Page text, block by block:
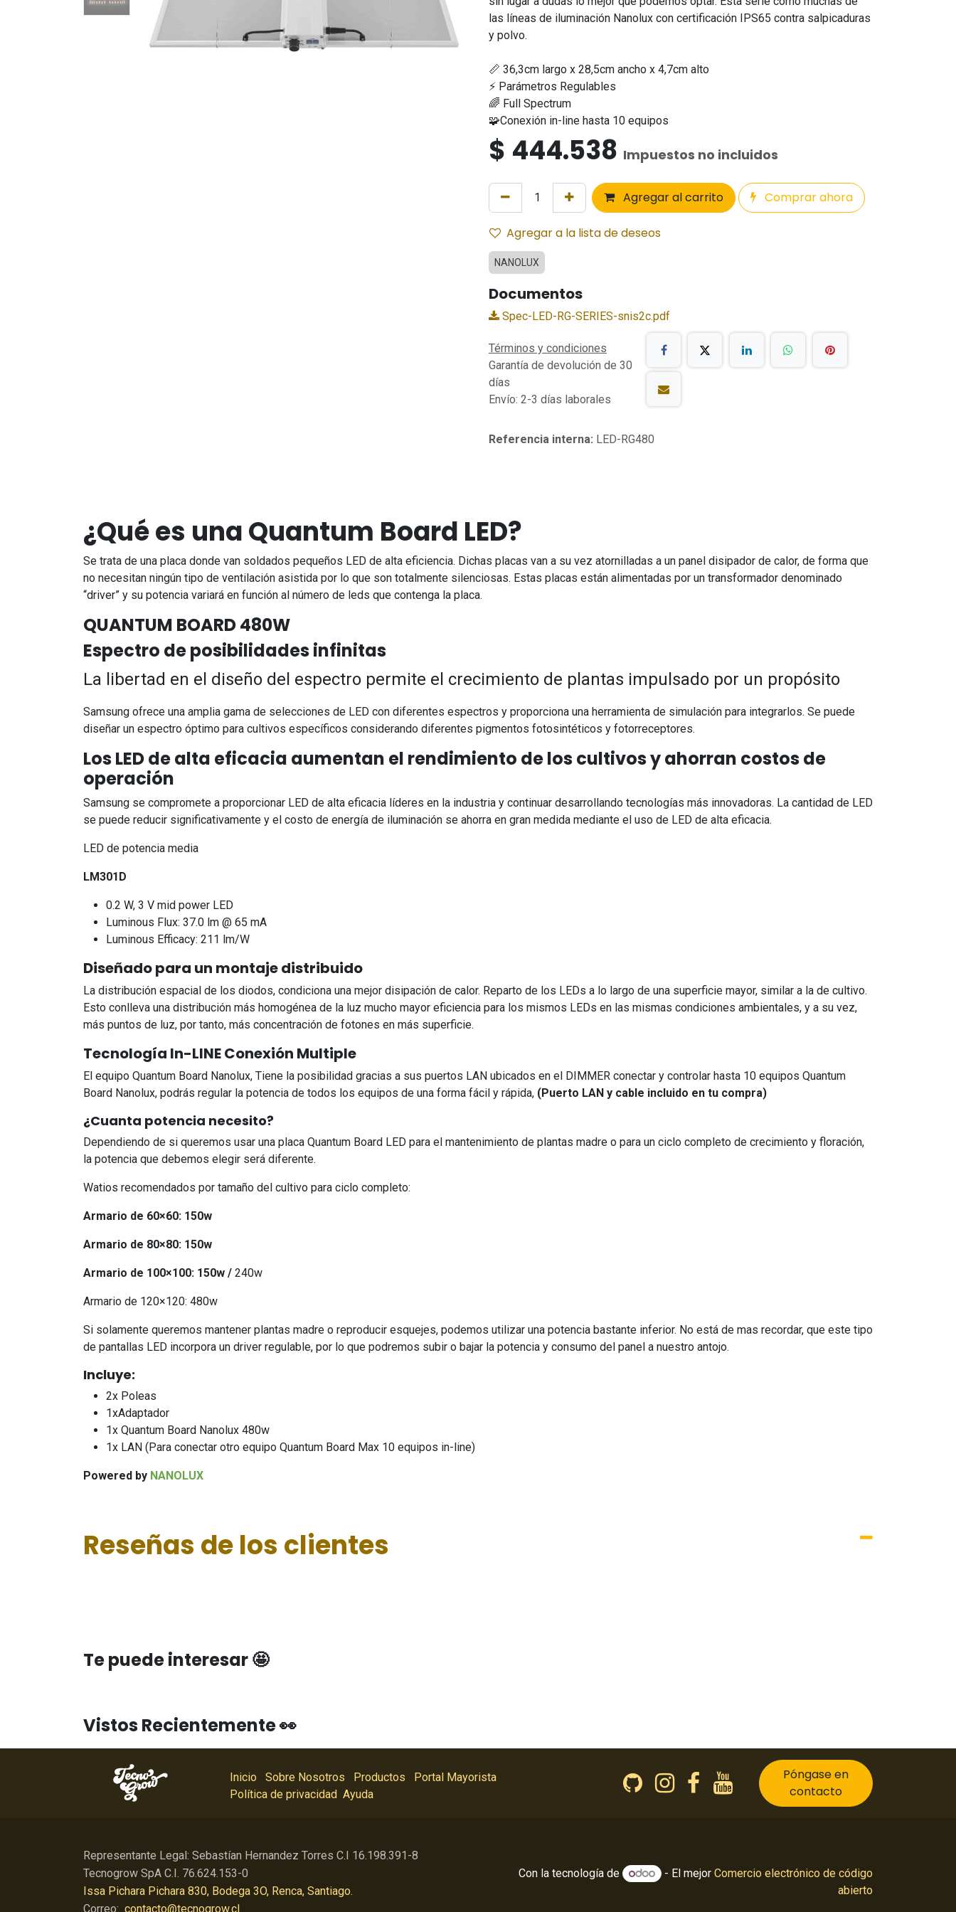
las líneas de iluminación Nanolux con certificación IPS65 contra salpicaduras
y polvo.
📏 36,3cm largo x 28,5cm ancho x 4,7cm alto
⚡ Parámetros Regulables
🌈 Full Spectrum
🧩Conexión in-line hasta 10 equipos
$ 444.538 Impuestos no incluidos
Agregar al carrito Comprar ahora
Agregar a la lista de deseos
NANOLUX
Documentos
Spec-LED-RG-SERIES-snis2c.pdf
Términos y condiciones
Garantía de devolución de 30
días
Envío: 2-3 días laborales
Referencia interna: LED-RG480
¿Qué es una Quantum Board LED?
Se trata de una placa donde van soldados pequeños LED de alta eficiencia. Dichas placas van a su vez atornilladas a un panel disipador de calor, de forma que
no necesitan ningún tipo de ventilación asistida por lo que son totalmente silenciosas. Estas placas están alimentadas por un transformador denominado
“driver” y su potencia variará en función al número de leds que contenga la placa.
QUANTUM BOARD 480W
Espectro de posibilidades infinitas
La libertad en el diseño del espectro permite el crecimiento de plantas impulsado por un propósito
Samsung ofrece una amplia gama de selecciones de LED con diferentes espectros y proporciona una herramienta de simulación para integrarlos. Se puede
diseñar un espectro óptimo para cultivos específicos considerando diferentes pigmentos fotosintéticos y fotorreceptores.
Los LED de alta eficacia aumentan el rendimiento de los cultivos y ahorran costos de
operación
Samsung se compromete a proporcionar LED de alta eficacia líderes en la industria y continuar desarrollando tecnologías más innovadoras. La cantidad de LED
se puede reducir significativamente y el costo de energía de iluminación se ahorra en gran medida mediante el uso de LED de alta eficacia.
LED de potencia media
LM301D
0.2 W, 3 V mid power LED
Luminous Flux: 37.0 lm @ 65 mA
Luminous Efficacy: 211 lm/W
Diseñado para un montaje distribuido
La distribución espacial de los diodos, condiciona una mejor disipación de calor. Reparto de los LEDs a lo largo de una superficie mayor, similar a la de cultivo.
Esto conlleva una distribución más homogénea de la luz mucho mayor eficiencia para los mismos LEDs en las mismas condiciones ambientales, y a su vez,
más puntos de luz, por tanto, más concentración de fotones en más superficie.
Tecnología In-LINE Conexión Multiple
El equipo Quantum Board Nanolux, Tiene la posibilidad gracias a sus puertos LAN ubicados en el DIMMER conectar y controlar hasta 10 equipos Quantum
Board Nanolux, podrás regular la potencia de todos los equipos de una forma fácil y rápida, (Puerto LAN y cable incluido en tu compra)
¿Cuanta potencia necesito?
Dependiendo de si queremos usar una placa Quantum Board LED para el mantenimiento de plantas madre o para un ciclo completo de crecimiento y floración,
la potencia que debemos elegir será diferente.
Watios recomendados por tamaño del cultivo para ciclo completo:
Armario de 60×60: 150w
Armario de 80×80: 150w
Armario de 100×100: 150w / 240w
Armario de 120×120: 480w
Si solamente queremos mantener plantas madre o reproducir esquejes, podemos utilizar una potencia bastante inferior. No está de mas recordar, que este tipo
de pantallas LED incorpora un driver regulable, por lo que podremos subir o bajar la potencia y consumo del panel a nuestro antojo.
Incluye:
2x Poleas
1xAdaptador
1x Quantum Board Nanolux 480w
1x LAN (Para conectar otro equipo Quantum Board Max 10 equipos in-line)
Powered by NANOLUX
Reseñas de los clientes
Te puede interesar 🤩
Vistos Recientemente 👀
Inicio Sobre Nosotros Productos
Portal Mayorista
Política de privacidad Ayuda
Póngase en
contacto
Representante Legal: Sebastían Hernandez Torres C.I 16.198.391-8
Tecnogrow SpA C.I. 76.624.153-0
Issa Pichara Pichara 830, Bodega 3O, Renca, Santiago.
Correo: contacto@tecnogrow.cl
Con la tecnología de - El mejor Comercio electrónico de código
abierto